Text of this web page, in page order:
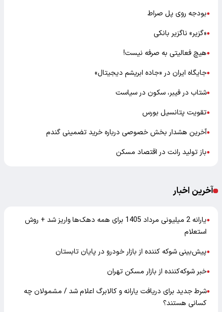
●بودجه روی پل صراط
●«گزیر» ناگزیر بانکی
●هیچ فعالیتی به صرفه نیست!
●جایگاه ایران در «جاده ابریشم دیجیتال»
●شتاب در فیبر، سکون در سیاست
●تقویت پتانسیل بورس
●آخرین هشدار بخش خصوصی درباره خرید تضمینی گندم
●باز تولید رانت در اقتصاد مسکن
آخرین اخبار
●
یارانه 2 میلیونی مرداد 1405 برای همه دهک‌ها واریز شد + روش
استعلام
●پیش‌بینی شوکه کننده از بازار خودرو در پایان تابستان
●خبر شوکه‌کننده از بازار مسکن تهران
●شرط جدید برای دریافت یارانه و کالابرگ اعلام شد / مشمولان چه
کسانی هستند؟